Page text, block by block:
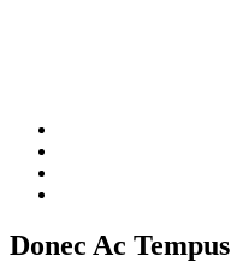
Donec Ac Tempus